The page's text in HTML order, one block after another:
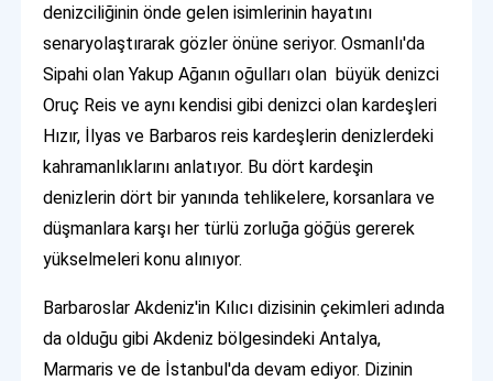
denizciliğinin önde gelen isimlerinin hayatını
senaryolaştırarak gözler önüne seriyor. Osmanlı'da
Sipahi olan Yakup Ağanın oğulları olan büyük denizci
Oruç Reis ve aynı kendisi gibi denizci olan kardeşleri
Hızır, İlyas ve Barbaros reis kardeşlerin denizlerdeki
kahramanlıklarını anlatıyor. Bu dört kardeşin
denizlerin dört bir yanında tehlikelere, korsanlara ve
düşmanlara karşı her türlü zorluğa göğüs gererek
yükselmeleri konu alınıyor.
Barbaroslar Akdeniz'in Kılıcı dizisinin çekimleri adında
da olduğu gibi Akdeniz bölgesindeki Antalya,
Marmaris ve de İstanbul'da devam ediyor. Dizinin